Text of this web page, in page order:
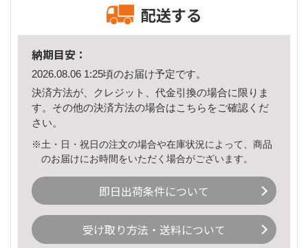
配送する
納期目安：
2026.08.06 1:25頃のお届け予定です。
決済方法が、クレジット、代金引換の場合に限りま
す。その他の決済方法の場合はこちら をご確認くだ
さい。
※土・日・祝日の注文の場合や在庫状況によって、商品
のお届けにお時間をいただく場合がございます。
即日出荷条件について
受け取り方法・送料について